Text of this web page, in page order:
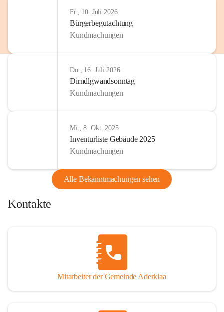
Fr., 10. Juli 2026
Bürgerbegutachtung
Kundmachungen
Do., 16. Juli 2026
Dirndlgwandsonntag
Kundmachungen
Mi., 8. Okt. 2025
Inventurliste Gebäude 2025
Kundmachungen
Alle Bekanntmachungen sehen
Kontakte
Mitarbeiter der Gemeinde Aderklaa